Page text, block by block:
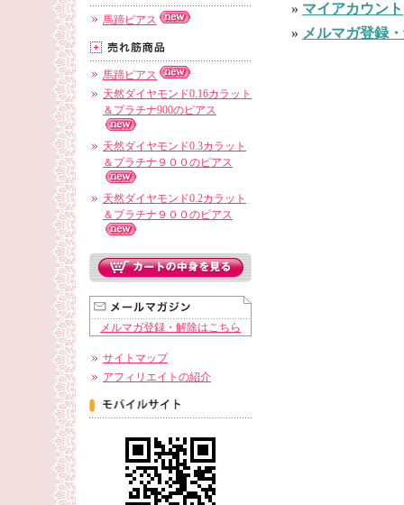
馬蹄ピアス
馬蹄ピアス
天然ダイヤモンド0.16カラット
＆プラチナ900のピアス
天然ダイヤモンド0.3カラット
＆プラチナ９００のピアス
天然ダイヤモンド0.2カラット
＆プラチナ９００のピアス
メルマガ登録・解除はこちら
サイトマップ
アフィリエイトの紹介
» マイアカウント
» メルマガ登録